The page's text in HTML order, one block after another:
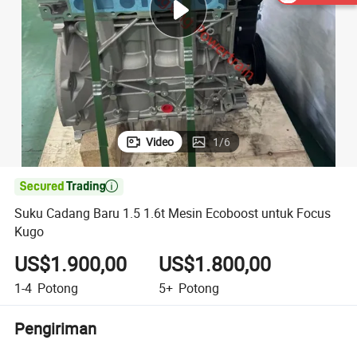
Video 1/6

Suku Cadang Baru 1.5 1.6t Mesin Ecoboost untuk Focus
Kugo
US$1.900,00
1-4 Potong
US$1.800,00
5+ Potong
Pengiriman